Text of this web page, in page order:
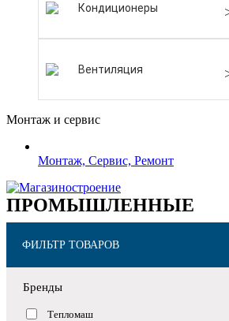
Кондиционеры
Вентиляция
Монтаж и сервис
Монтаж, Сервис, Ремонт
ПРОМЫШЛЕННЫЕ
ФИЛЬТР ТОВАРОВ
Бренды
Тепломаш